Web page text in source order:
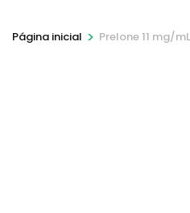
Página inicial > Prelone 11 mg/mL